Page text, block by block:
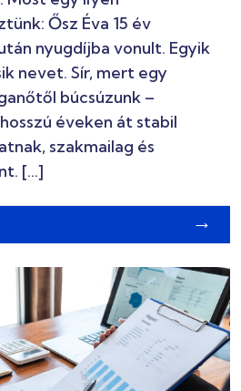
Ősz Éva 15 év
nyugdíjba vonult. Egyik
nevet. Sír, mert egy
búcsúzunk –
éveken át stabil
szakmailag és
[…]
→